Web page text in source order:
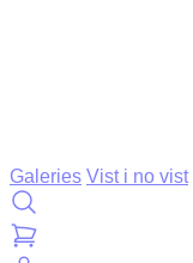
Galeries Vist i no vist